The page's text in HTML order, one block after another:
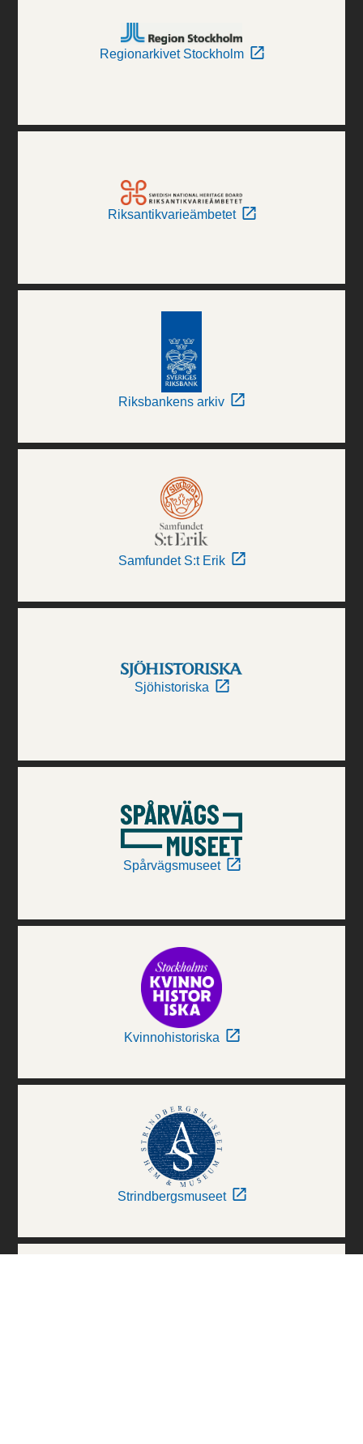
Regionarkivet Stockholm
Riksantikvarieämbetet
Riksbankens arkiv
Samfundet S:t Erik
Sjöhistoriska
Spårvägsmuseet
Kvinnohistoriska
Strindbergsmuseet